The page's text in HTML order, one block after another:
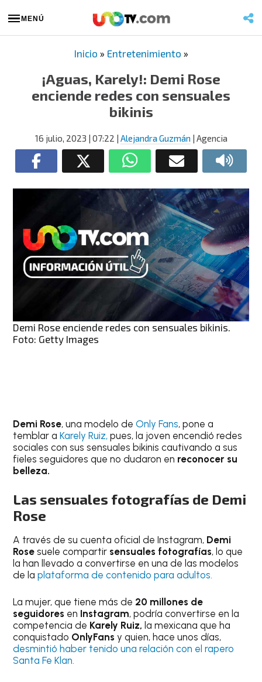
MENÚ
Inicio » Entretenimiento »
¡Aguas, Karely!: Demi Rose
enciende redes con sensuales
bikinis
16 julio, 2023 | 07:22 | Alejandra Guzmán | Agencia
Demi Rose enciende redes con sensuales bikinis.
Foto: Getty Images
Demi Rose, una modelo deOnly Fans, pone a
temblar aKarely Ruiz, pues, la joven encendió redes
sociales con sus sensuales bikinis cautivando a sus
fieles seguidores que no dudaron en reconocer su
belleza.
Las sensuales fotografías de Demi
Rose
A través de su cuenta oficial de Instagram, Demi
Rose suele compartir sensuales fotografías, lo que
la han llevado a convertirse en una de las modelos
de laplataforma de contenido para adultos.
La mujer, que tiene más de 20 millones de
seguidores en Instagram, podría convertirse en la
competencia de Karely Ruiz, la mexicana que ha
conquistado OnlyFans y quien, hace unos días,
desmintió haber tenido una relación con el rapero
Santa Fe Klan.